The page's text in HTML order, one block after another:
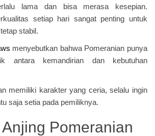
lama dan bisa merasa kesepian.
setiap hari sangat penting untuk
stabil.
menyebutkan bahwa Pomeranian punya
antara kemandirian dan kebutuhan
Pomeranian